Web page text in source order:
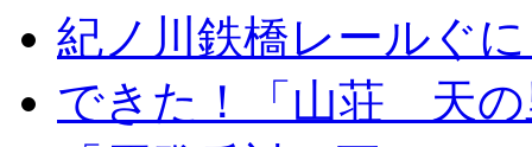
紀ノ川鉄橋レールぐ
できた！「山荘 天の